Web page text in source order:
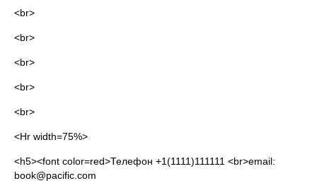
<br>
<br>
<br>
<br>
<br>
<Hr width=75%>
<h5><font color=red>Телефон +1(1111)111111 <br>email:
book@pacific.com